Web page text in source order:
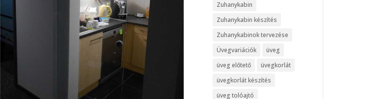
Zuhanykabin
Zuhanykabin készítés
Zuhanykabinok tervezése
Üvegvariációk
üveg
üveg előtető
üvegkorlát
üvegkorlát készítés
üveg tolóajtó